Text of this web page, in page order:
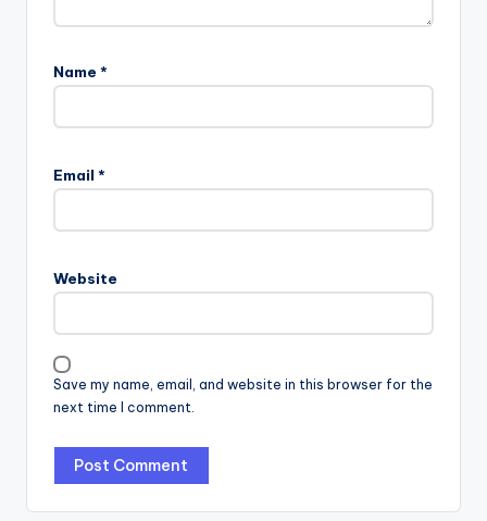
Name *
Email *
Website
Save my name, email, and website in this browser for the
next time I comment.